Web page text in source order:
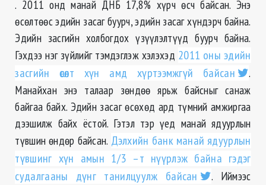
. 2011 онд манай ДНБ 17,8% хүрч өсч байсан. Энэ
өсөлтөөс эдийн засаг буурч, эдийн засаг хүндэрч байна.
Эдийн засгийн холбогдох үзүүлэлтүүд буурч байна.
Гэхдээ нэг зүйлийг тэмдэглэж хэлэхэд 2011 оны эдийн
засгийн өсөлт хүн амд хүртээмжгүй байсан
.
Манайхан энэ талаар зөндөө ярьж байсныг санаж
байгаа байх. Эдийн засаг өсөхөд ард түмний амжиргаа
дээшилж байх ёстой. Гэтэл тэр үед манай ядуурлын
түвшин өндөр байсан. Дэлхийн банк манай ядуурлын
түвшинг хүн амын 1/3 –т нүүрлэж байна гэдэг
судалгааны дүнг танилцуулж байсан
. Иймээс